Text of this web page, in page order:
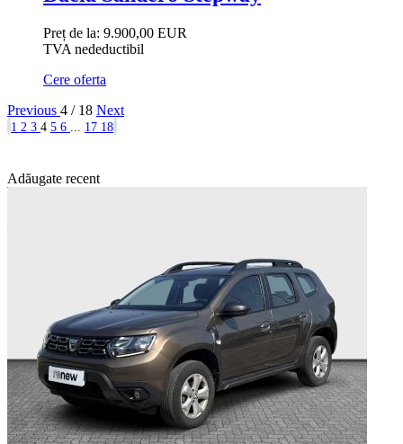
Preț de la: 9.900,00 EUR
TVA nedeductibil
Cere oferta
Previous 4 / 18 Next
1 2 3 4 5 6 ... 17 18
Adăugate recent